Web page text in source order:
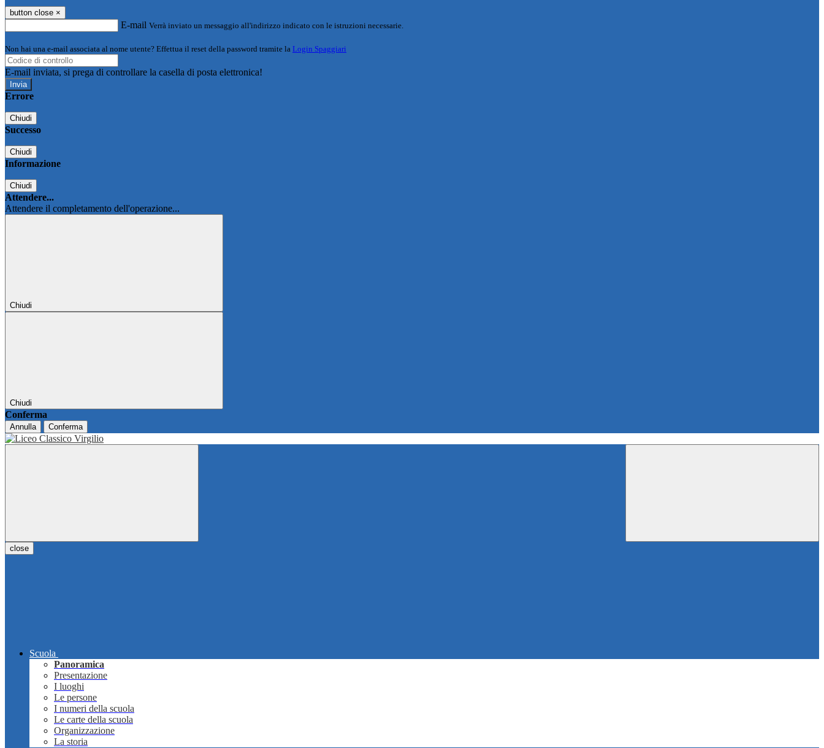
button close ×
E-mail Verrà inviato un messaggio all'indirizzo indicato con le istruzioni necessarie.
Non hai una e-mail associata al nome utente? Effettua il reset della password tramite la Login Spaggiari
E-mail inviata, si prega di controllare la casella di posta elettronica!
Errore
Chiudi
Successo
Chiudi
Informazione
Chiudi
Attendere...
Attendere il completamento dell'operazione...
Chiudi
Chiudi
Conferma
Annulla Conferma
close
Scuola
Panoramica
Presentazione
I luoghi
Le persone
I numeri della scuola
Le carte della scuola
Organizzazione
La storia